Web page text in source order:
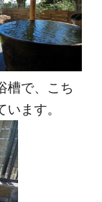
槽で、こち
ます。